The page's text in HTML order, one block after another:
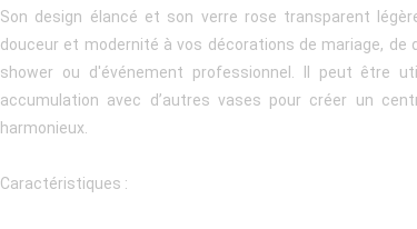
Son design élancé et son verre rose transparent
douceur et modernité à vos décorations de mariage, de
shower ou d'événement professionnel. Il peut être
accumulation avec d’autres vases pour créer un
harmonieux.
Caractéristiques :